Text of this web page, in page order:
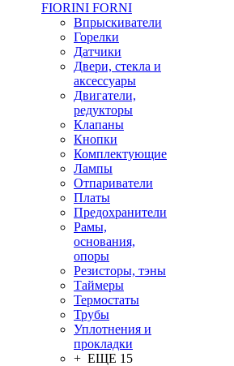
FIORINI FORNI
Впрыскиватели
Горелки
Датчики
Двери, стекла и
аксессуары
Двигатели,
редукторы
Клапаны
Кнопки
Комплектующие
Лампы
Отпариватели
Платы
Предохранители
Рамы,
основания,
опоры
Резисторы, тэны
Таймеры
Термостаты
Трубы
Уплотнения и
прокладки
+ ЕЩЕ 15